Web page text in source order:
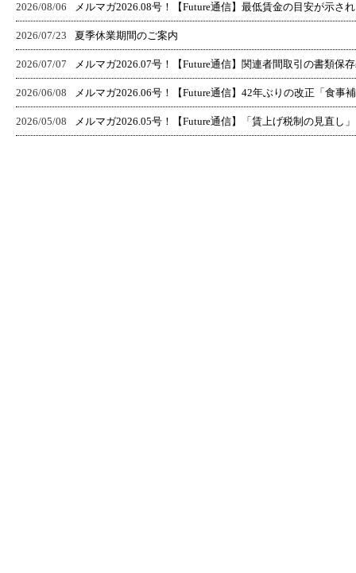
2026/08/06 メルマガ2026.08号！【Future通信】最低賃金の目安が示さ
2026/07/23 夏季休業期間のご案内
2026/07/07 メルマガ2026.07号！【Future通信】関連者間取引の書類保
2026/06/08 メルマガ2026.06号！【Future通信】42年ぶりの改正「食事
2026/05/08 メルマガ2026.05号！【Future通信】「賃上げ税制の見直し